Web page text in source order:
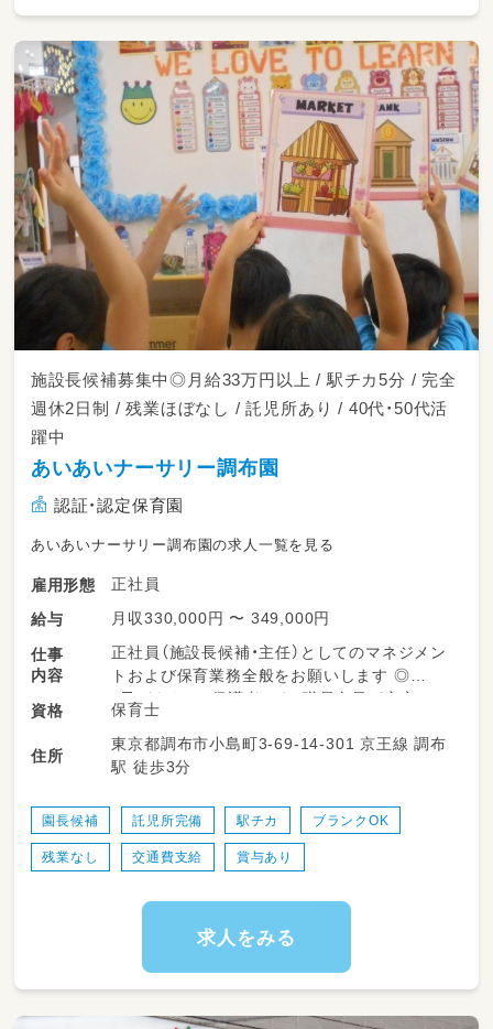
施設長候補募集中◎月給33万円以上 / 駅チカ5分 / 完全
週休2日制 / 残業ほぼなし / 託児所あり / 40代・50代活
躍中
あいあいナーサリー調布園
認証・認定保育園
あいあいナーサリー調布園の求人一覧を見る
雇用形態
正社員
給与
月収330,000円 〜 349,000円
仕事
内容
正社員（施設長候補・主任）としてのマネジメン
トおよび保育業務全般をお願いします ◎
・子どもたち、保護者さま、職員全員が安心して
過ごせる園内環境づくり
・保育士の育成指導および人事対応サポート 園
舎の設備管理や安全衛生チェック
流業務
・保護者さまからの相談対応、園見学・入園案内
の対応
資格 保育士
住所
東京都調布市小島町3-69-14-301 京王線 調布
駅 徒歩3分
園長候補 託児所完備 駅チカ ブランクOK
残業なし 交通費支給 賞与あり
求人をみる